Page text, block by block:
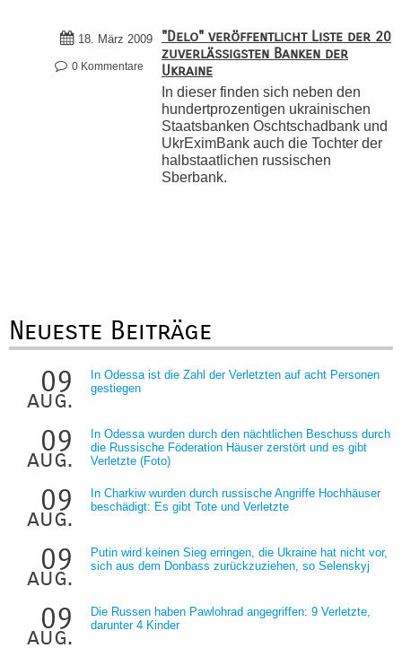
18. März 2009
0 Kommentare
"Delo" veröffentlicht Liste der 20
zuverlässigsten Banken der
Ukraine
In dieser finden sich neben den
hundertprozentigen ukrainischen
Staatsbanken Oschtschadbank und
UkrEximBank auch die Tochter der
halbstaatlichen russischen
Sberbank.
Neueste Beiträge
09
aug.
In Odessa ist die Zahl der Verletzten auf acht Personen
gestiegen
09
aug.
In Odessa wurden durch den nächtlichen Beschuss durch
die Russische Föderation Häuser zerstört und es gibt
Verletzte (Foto)
09
aug.
In Charkiw wurden durch russische Angriffe Hochhäuser
beschädigt: Es gibt Tote und Verletzte
09
aug.
Putin wird keinen Sieg erringen, die Ukraine hat nicht vor,
sich aus dem Donbass zurückzuziehen, so Selenskyj
09
aug.
Die Russen haben Pawlohrad angegriffen: 9 Verletzte,
darunter 4 Kinder